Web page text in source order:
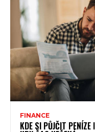
FINANCE
KDE SI PŮJČIT PENÍZE